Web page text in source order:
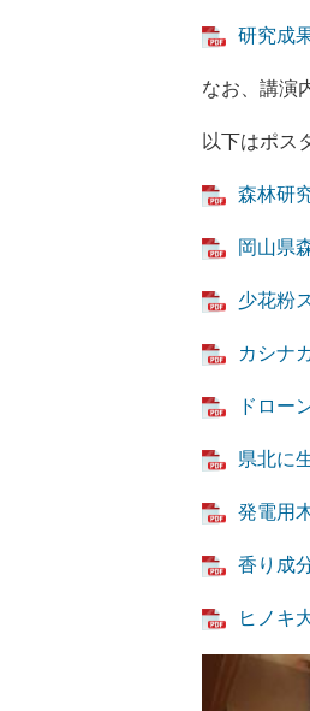
研究成
なお、講演
以下はポス
森林研
岡山県
少花粉
カシナ
ドロー
県北に
発電用
香り成
ヒノキ